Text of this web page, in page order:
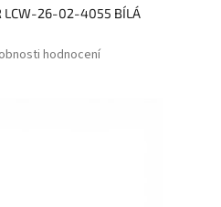
LCW-26-02-4055 BÍLÁ
hodnocení